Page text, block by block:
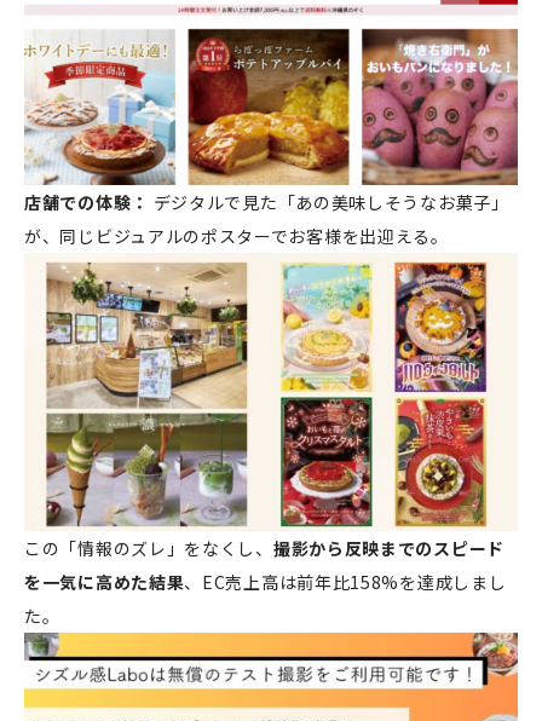
店舗での体験： デジタルで見た「あの美味しそうなお菓子」
が、同じビジュアルのポスターでお客様を出迎える。
この「情報のズレ」をなくし、 撮影から反映までのスピード
を一気に高めた結果、EC売上高は前年比158%を達成しまし
た。